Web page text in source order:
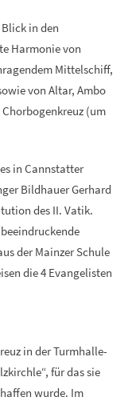
Blick in den
Harmonie von
Mittelschiff,
von Altar, Ambo
(um
in Cannstatter
Bildhauer Gerhard
des II. Vatik.
der Mainzer Schule
die 4 Evangelisten
in der Turmhalle-
für das sie
wurde. Im